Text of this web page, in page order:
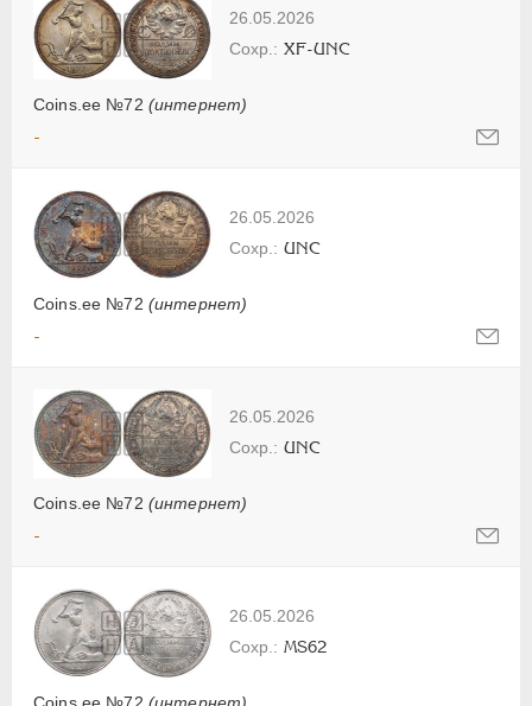
26.05.2026
Coins.ee №72 (интернет)
XF-UNC
-
26.05.2026
Coins.ee №72 (интернет)
UNC
-
26.05.2026
Coins.ee №72 (интернет)
UNC
-
26.05.2026
Coins.ee №72 (интернет)
MS62